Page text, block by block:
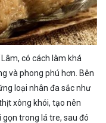
có cách làm khá
và phong phú hơn. Bên
loại nhân đa sắc như
xông khói, tạo nên
trong lá tre, sau đó